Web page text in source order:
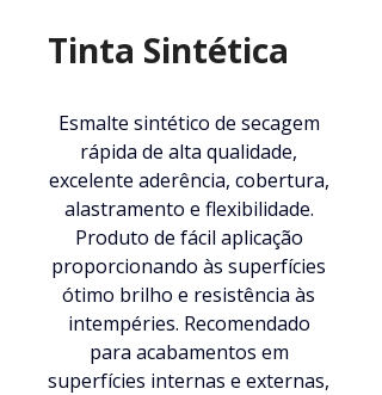
Tinta Sintética
Esmalte sintético de secagem
rápida de alta qualidade,
excelente aderência, cobertura,
alastramento e flexibilidade.
Produto de fácil aplicação
proporcionando às superfícies
ótimo brilho e resistência às
intempéries. Recomendado
para acabamentos em
superfícies internas e externas,